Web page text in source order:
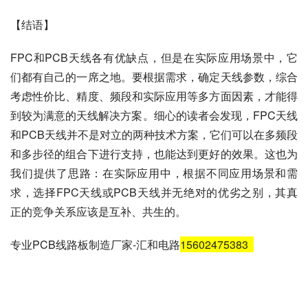
【结语】
FPC和PCB天线各有优缺点，但是在实际应用场景中，它
们都有自己的一席之地。要根据需求，确定天线参数，综合
考虑性价比、精度、频段和实际应用等多方面因素，才能得
到较为满意的天线解决方案。细心的读者会发现，FPC天线
和PCB天线并不是对立的两种技术方案，它们可以在多频段
和多步径的组合下进行支持，也能达到更好的效果。这也为
我们提供了思路：在实际应用中，根据不同应用场景和需
求，选择FPC天线或PCB天线并无绝对的优劣之别，其真
正的竞争关系应该是互补、共生的。
专业PCB线路板制造厂家-汇和电路15602475383